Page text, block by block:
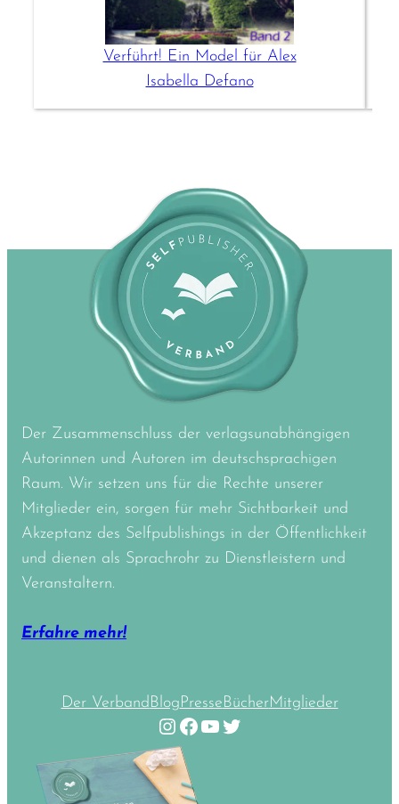
Verführt! Ein Model für Alex
Isabella Defano
Der Zusammenschluss der verlagsunabhängigen
Autorinnen und Autoren im deutschsprachigen
Raum. Wir setzen uns für die Rechte unserer
Mitglieder ein, sorgen für mehr Sichtbarkeit und
Akzeptanz des Selfpublishings in der Öffentlichkeit
und dienen als Sprachrohr zu Dienstleistern und
Veranstaltern.
Erfahre mehr!
Der VerbandBlogPresseBücherMitglieder
Instagram Facebook YouTube Twitter